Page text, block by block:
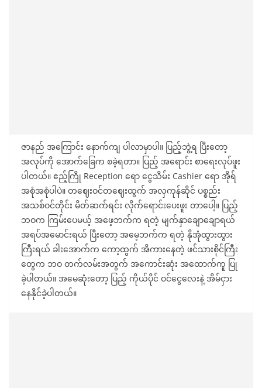
ဇာနည် အကြောင်း နောက်ကျ ပါလာမှာပါ။ ပြည့်ဘွဲ့ရ ပြီးတော့
အလုပ်ကို အောက်ခြေက စခဲ့ရတာ။ ပြည့် အရောင်း စာရေးလုပ်ဖူး
ပါတယ်။ ဧည့်ကြို Reception ရော ငွေသိမ်း Cashier ရော အိုရ်
အစုံအစုံပါပဲ။ တဈေးဝင်တဈေးထွက် အလှကုန်ဆိုင် ပစ္စည်း
အသစ်ဝင်တိုင်း မိတ်ဆက်ရင်း လိုက်ရောင်းပေးဖူး တာပေါ့။ ပြည့်
ဘဝက ကြမ်းပေမယ့် အဖေ့ဘက်က ရတဲ့ မျက်နှာချောချောရယ်
အရပ်အမောင်းရယ် ပြီးတော့ အမေ့ဘက်က ရတဲ့ နိုအုံထွားထွား
ကြီးရယ် ခါးအောက်က ကော့ထွက် အိကားနေတဲ့ ဖင်သားစိုင်ကြီး
တွေက ဘဝ တက်လမ်းအတွက် အကောင်းဆုံး အထောက်ကူ ပြု
ခဲ့ပါတယ်။ အမေဆုံးတော့ ပြည့် ကိုယ်ပိုင် ဝင်ငွေလေးနဲ့ အိမ်ငှား
နေနိုင်ခဲ့ပါတယ်။